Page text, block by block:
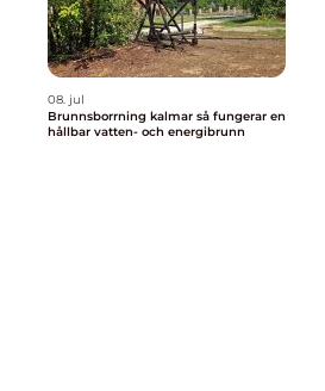
08. jul
Brunnsborrning kalmar så fungerar en
hållbar vatten- och energibrunn